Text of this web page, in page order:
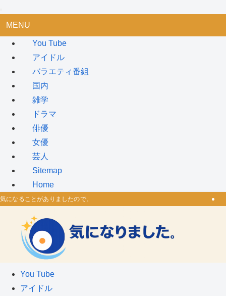
MENU
You Tube
アイドル
バラエティ番組
国内
雑学
ドラマ
俳優
女優
芸人
Sitemap
Home
気になることがありましたので。
You Tube
アイドル